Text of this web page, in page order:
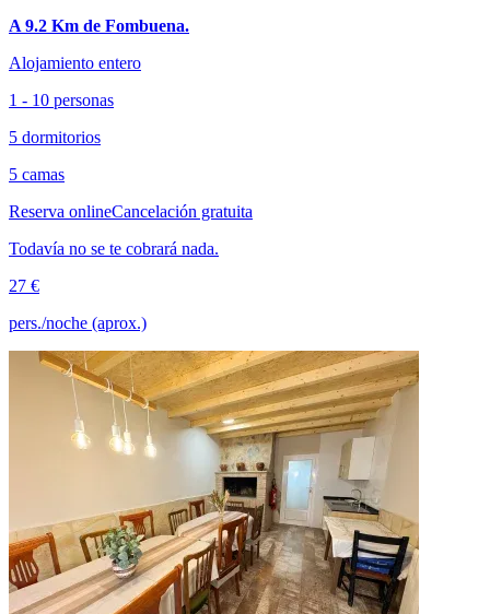
A 9.2 Km de Fombuena.
Alojamiento entero
1 - 10 personas
5 dormitorios
5 camas
Reserva onlineCancelación gratuita
Todavía no se te cobrará nada.
27 €
pers./noche (aprox.)